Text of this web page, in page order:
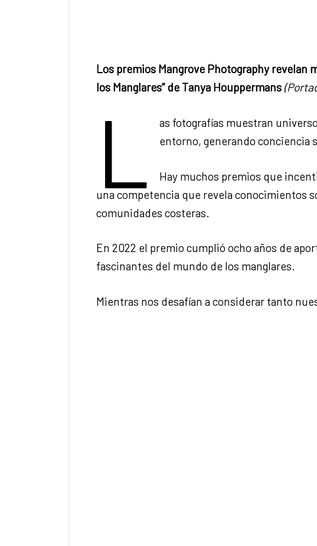
Los premios Mangrove Photography revelan
los Manglares” de Tanya Houppermans
L
as fotografías muestran
entorno, generando conciencia
Hay muchos premios que
una competencia que revela conocimientos
comunidades costeras.
En 2022 el premio cumplió ocho años de
fascinantes del mundo de los manglares.
Mientras nos desafían a considerar tanto